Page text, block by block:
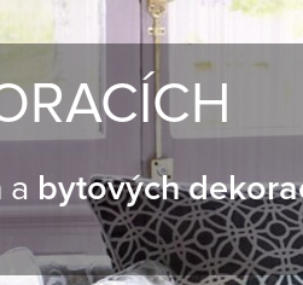
a bytových